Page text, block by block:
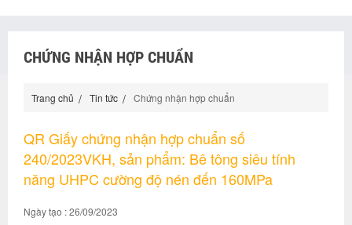
CHỨNG NHẬN HỢP CHUẨN
Trang chủ Tin tức Chứng nhận hợp chuẩn
QR Giấy chứng nhận hợp chuẩn số
240/2023VKH, sản phẩm: Bê tông siêu tính
năng UHPC cường độ nén đến 160MPa
Ngày tạo : 26/09/2023